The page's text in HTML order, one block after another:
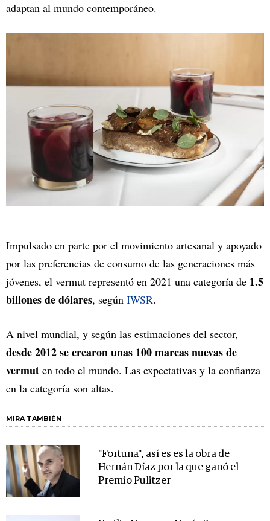
adaptan al mundo contemporáneo.
Impulsado en parte por el movimiento artesanal y apoyado
por las preferencias de consumo de las generaciones más
jóvenes, el vermut representó en 2021 una categoría de 1.5
billones de dólares, según IWSR.
A nivel mundial, y según las estimaciones del sector,
desde 2012 se crearon unas 100 marcas nuevas de
vermut en todo el mundo. Las expectativas y la confianza
en la categoría son altas.
MIRA TAMBIÉN
"Fortuna", así es es la obra de
Hernán Díaz por la que ganó el
Premio Pulitzer